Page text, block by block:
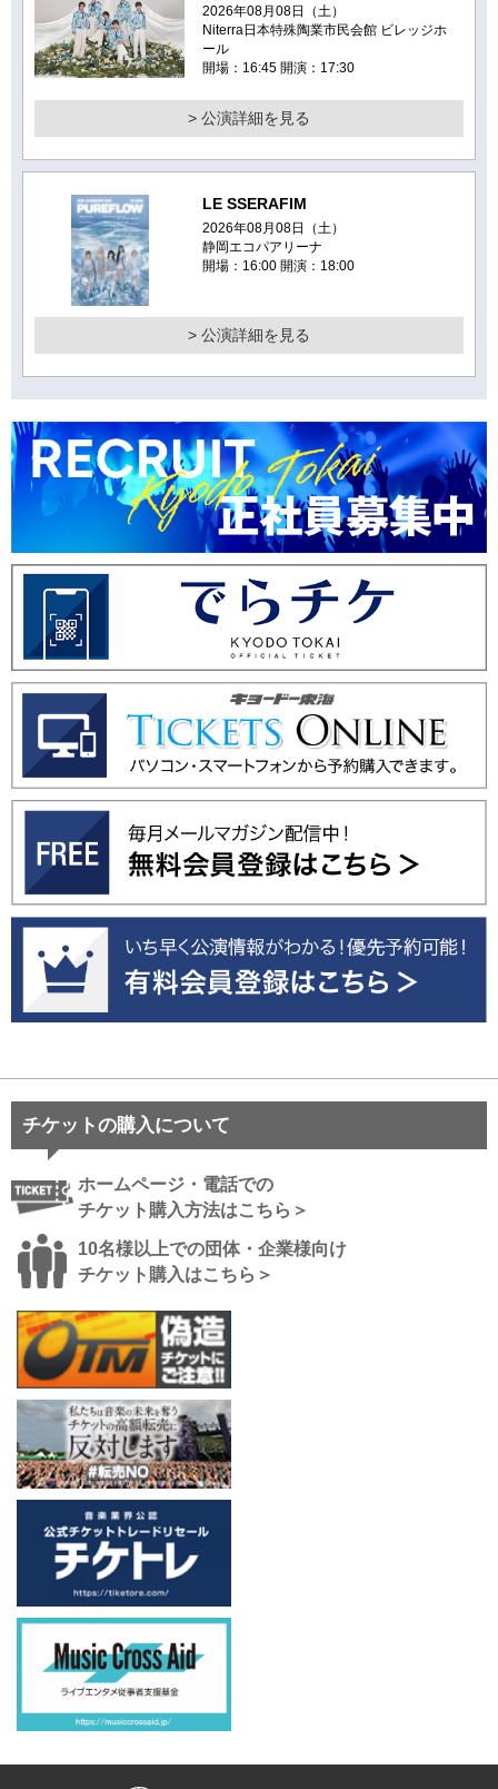
2026年08月08日（土）
Niterra日本特殊陶業市民会館 ビレッジホ
ール
開場：16:45 開演：17:30
> 公演詳細を見る
LE SSERAFIM
2026年08月08日（土）
静岡エコパアリーナ
開場：16:00 開演：18:00
> 公演詳細を見る
チケットの購入について
ホームページ・電話での
チケット購入方法はこちら＞
10名様以上での団体・企業様向け
チケット購入はこちら＞